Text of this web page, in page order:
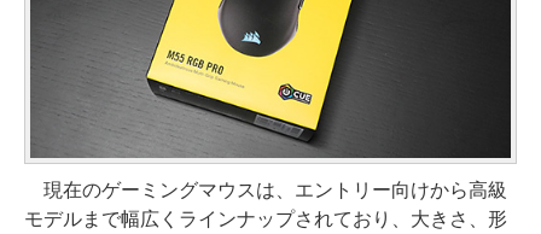
現在のゲーミングマウスは、エントリー向けから高級
モデルまで幅広くラインナップされており、大きさ、形